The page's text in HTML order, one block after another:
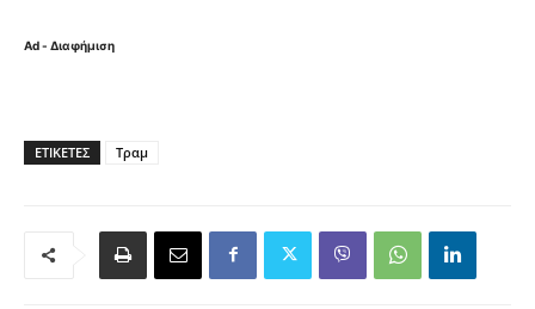
Ad - Διαφήμιση
ΕΤΙΚΈΤΕΣ Τραμ